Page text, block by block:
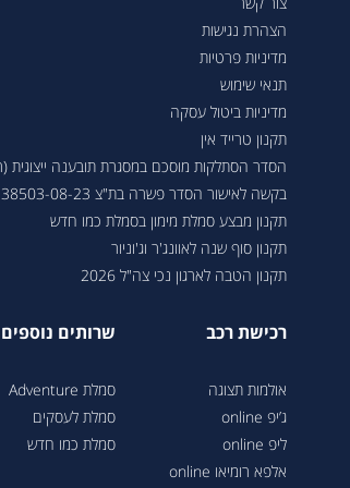
הצהרת נגישות
מדיניות פרטיות
תנאי שימוש
מדיניות ביטול עסקה
תקנון טרייד אין
הסדר הסתלקות מוסכם במסגרת תובענה ייצוגית
בקשה לאישור הסדר פשרה בת"צ 38503-08-23 בעניין טווחי נסיעה ברכבי פיאט 500 חשמליים
תקנון מבצע סמלת מימון בסמלת כמו חדש
תקנון סוף שנה לאוונג'ר וג'וניור
תקנון הטבה לארגון נכי צה"ל 2026
רכישת רכב
אולמות תצוגה
ג’יפ online
ליפ online
אלפא רומיאו online
שרותים נוספים
סמלת Adventure
סמלת לעסקים
סמלת כמו חדש